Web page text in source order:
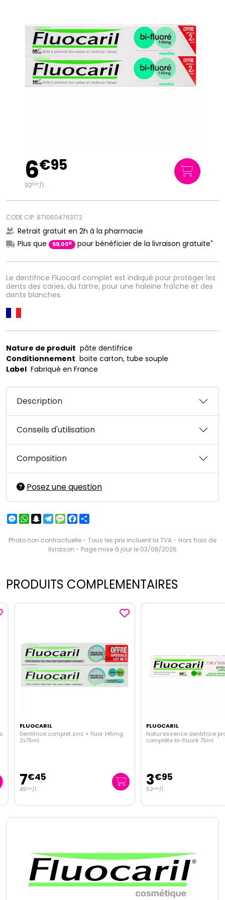
Le dentifrice Fluocaril complet est indiqué pour protéger les
dents des caries, du tartre, pour une haleine fraîche et des
dents blanches.
6€95
92€67/l.
CODE CIP: 8710604763172
Retrait gratuit en 2h à la pharmacie
Plus que
69,00€ pour bénéficier de la livraison gratuite*
Nature de produit pâte dentifrice
Conditionnement boite carton, tube souple
Label Fabriqué en France
Description
Conseils d'utilisation
Composition
Posez une question
Messenger
WhatsApp
Snapchat
Telegram
MessageFacebook
Photo non contractuelle - Tous les prix incluent la TVA - Hors frais de
livraison - Page mise à jour le 03/08/2026
PRODUITS COMPLEMENTAIRES
FLUOCARIL
Dentifrice complet zinc + fluor 145mg
2x75ml
7€45
€ 67/l.
FLUOCARIL
Natur'essence dentifrice
complète bi-fluoré 75ml
3€95
€ 67/l.